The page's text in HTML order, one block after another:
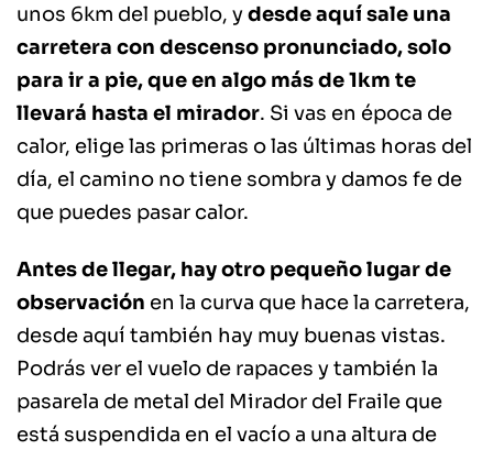
unos 6km del pueblo, ydesde aquí sale una
carretera con descenso pronunciado, solo
para ir a pie, que en algo más de 1km te
llevará hasta el mirador. Si vas en época de
calor, elige las primeras o las últimas horas del
día, el camino no tiene sombra y damos fe de
que puedes pasar calor.
Antes de llegar, hay otro pequeño lugar de
observación en la curva que hace la carretera,
desde aquí también hay muy buenas vistas.
Podrás ver el vuelo de rapaces y también la
pasarela de metal del Mirador del Fraile que
está suspendida en el vacío a una altura de